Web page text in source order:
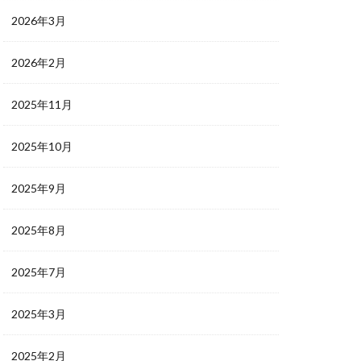
2026年3月
2026年2月
2025年11月
2025年10月
2025年9月
2025年8月
2025年7月
2025年3月
2025年2月